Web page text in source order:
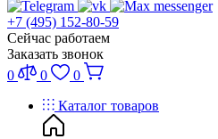
+7 (495) 152-80-59
Сейчас работаем
Заказать звонок
0
0
0
Каталог товаров